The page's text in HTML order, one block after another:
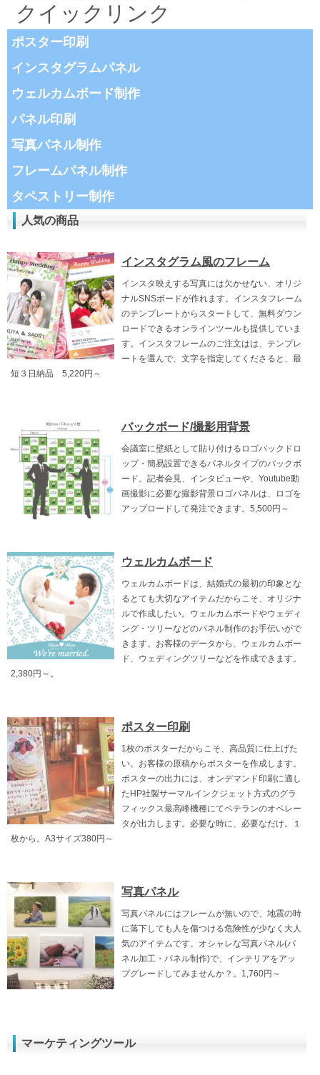
クイックリンク
ポスター印刷
インスタグラムパネル
ウェルカムボード制作
パネル印刷
写真パネル制作
フレームパネル制作
タペストリー制作
人気の商品
インスタグラム風のフレーム
インスタ映えする写真には欠かせない、オリジ
ナルSNSボードが作れます。インスタフレーム
のテンプレートからスタートして、無料ダウン
ロードできるオンラインツールも提供していま
す。インスタフレームのご注文はは、テンプレ
ートを選んで、文字を指定してくださると、最
短３日納品 5,220円～
バックボード/撮影用背景
会議室に壁紙として貼り付けるロゴバックドロ
ップ・簡易設置できるパネルタイプのバックボ
ード。記者会見、インタビューや、Youtube動
画撮影に必要な撮影背景ロゴパネルは、ロゴを
アップロードして発注できます。5,500円～
ウェルカムボード
ウェルカムボードは、結婚式の最初の印象とな
るとても大切なアイテムだからこそ、オリジナ
ルで作成したい。ウェルカムボードやウェディ
ング・ツリーなどのパネル制作のお手伝いがで
きます。お客様のデータから、ウェルカムボー
ド、ウェディングツリーなどを作成できます。
2,380円～。
ポスター印刷
1枚のポスターだからこそ、高品質に仕上げた
い。お客様の原稿からポスターを作成します。
ポスターの出力には、オンデマンド印刷に適し
たHP社製サーマルインクジェット方式のグラ
フィックス最高峰機種にてベテランのオペレー
タが出力します。必要な時に、必要なだけ。１
枚から。A3サイズ380円～
写真パネル
写真パネルにはフレームが無いので、地震の時
に落下しても人を傷つける危険性が少なく大人
気のアイテムです。オシャレな写真パネル(パ
ネル加工・パネル制作)で、インテリアをアッ
プグレードしてみませんか？。1,760円～
マーケティングツール